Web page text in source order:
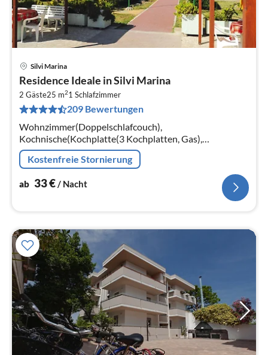
Silvi Marina
Residence Ideale in Silvi Marina
2 Gäste25 m21 Schlafzimmer
209 Bewertungen
Wohnzimmer(Doppelschlafcouch),
Kochnische(Kochplatte(3 Kochplatten, Gas),
Kühl-/Gefrierkombination), Badezimmer(Dusche,
Toilette)
Kostenfreie Stornierung
ab 33€ / Nacht